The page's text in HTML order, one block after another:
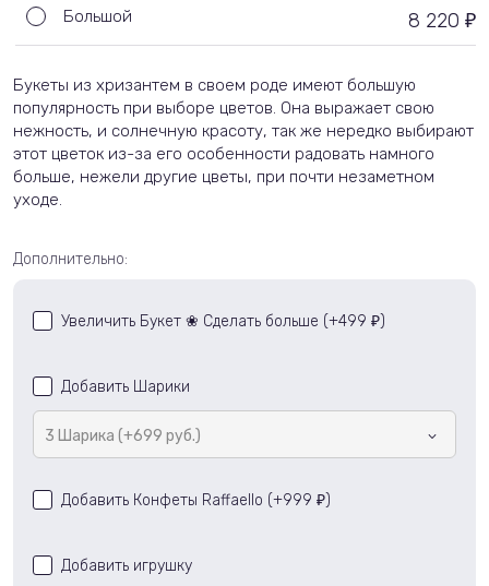
Большой 8 220 ₽
Букеты из хризантем в своем роде имеют большую
популярность при выборе цветов. Она выражает свою
нежность, и солнечную красоту, так же нередко выбирают
этот цветок из-за его особенности радовать намного
больше, нежели другие цветы, при почти незаметном
уходе.
Дополнительно:
Увеличить Букет ❀ Сделать больше (+499 ₽ )
Добавить Шарики
3 Шарика (+699 руб.)
Добавить Конфеты Raffaello (+999 ₽ )
Добавить игрушку